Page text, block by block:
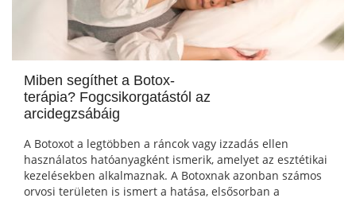
Miben segíthet a Botox-
terápia? Fogcsikorgatástól az
arcidegzsábáig
A Botoxot a legtöbben a ráncok vagy izzadás ellen
használatos hatóanyagként ismerik, amelyet az esztétikai
kezelésekben alkalmaznak. A Botoxnak azonban számos
orvosi területen is ismert a hatása, elsősorban a